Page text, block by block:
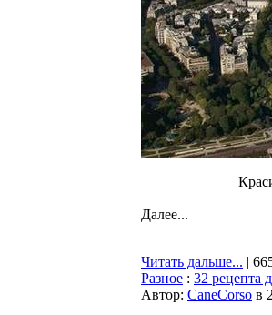
Далее...
Читать дальше... |
Разное : 32 рецепта
Автор: CaneCorso в